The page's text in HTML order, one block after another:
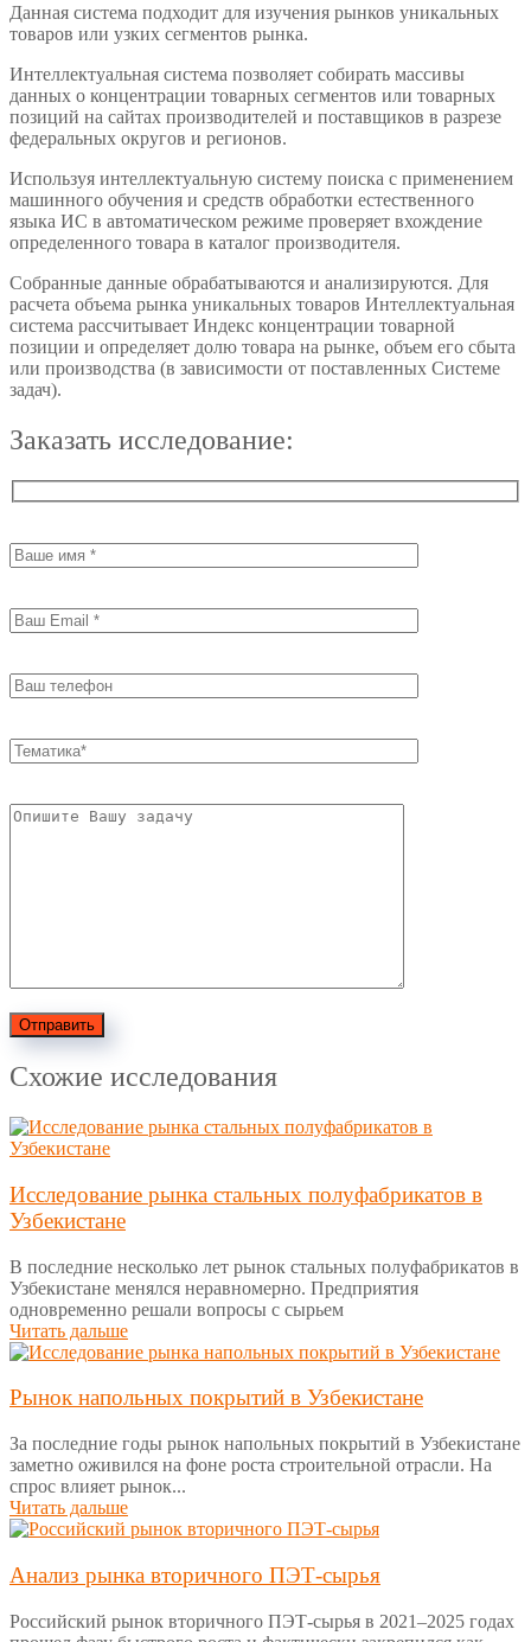
Данная система подходит для изучения рынков уникальных
товаров или узких сегментов рынка.
Интеллектуальная система позволяет собирать массивы
данных о концентрации товарных сегментов или товарных
позиций на сайтах производителей и поставщиков в разрезе
федеральных округов и регионов.
Используя интеллектуальную систему поиска с применением
машинного обучения и средств обработки естественного
языка ИС в автоматическом режиме проверяет вхождение
определенного товара в каталог производителя.
Собранные данные обрабатываются и анализируются. Для
расчета объема рынка уникальных товаров Интеллектуальная
система рассчитывает Индекс концентрации товарной
позиции и определяет долю товара на рынке, объем его сбыта
или производства (в зависимости от поставленных Системе
задач).
Заказать исследование:
Отправить
Схожие исследования
Исследование рынка стальных полуфабрикатов в
Узбекистане
В последние несколько лет рынок стальных полуфабрикатов в
Узбекистане менялся неравномерно. Предприятия
одновременно решали вопросы с сырьем
Читать дальше
Рынок напольных покрытий в Узбекистане
За последние годы рынок напольных покрытий в Узбекистане
заметно оживился на фоне роста строительной отрасли. На
спрос влияет рынок...
Читать дальше
Анализ рынка вторичного ПЭТ-сырья
Российский рынок вторичного ПЭТ-сырья в 2021–2025 годах